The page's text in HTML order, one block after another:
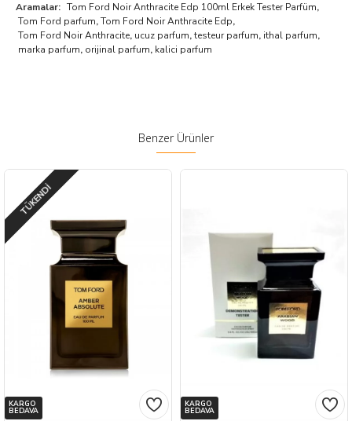
Aramalar: Tom Ford Noir Anthracite Edp 100ml Erkek Tester Parfüm,
Tom Ford parfum,Tom Ford Noir Anthracite Edp,
Tom Ford Noir Anthracite, ucuz parfum,testeur parfum, ithal parfum,
marka parfum, orijinal parfum, kalici parfum
Benzer Ürünler
KARGO
BEDAVA
TÜKENDI
KARGO
BEDAVA